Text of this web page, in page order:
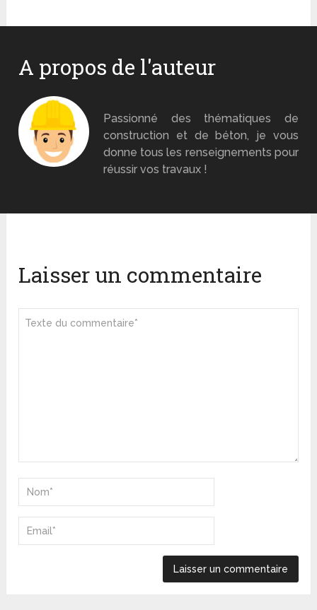
A propos de l'auteur
Passionné des thématiques de
construction et de béton, je vous
donne tous les renseignements pour
réussir vos travaux !
Laisser un commentaire